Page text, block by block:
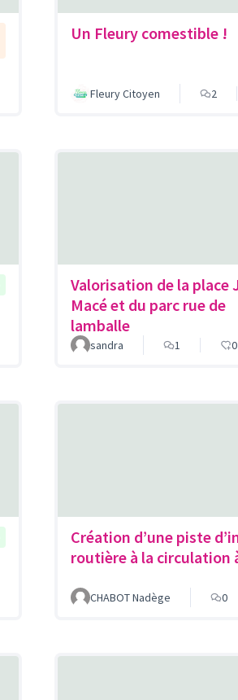
Un Fleury comestible !
Fleury Citoyen 2
Valorisation de la place
Macé et du parc rue de
lamballe
sandra 1 0
Création d’une piste
routière à la circulation
CHABOT Nadège 0